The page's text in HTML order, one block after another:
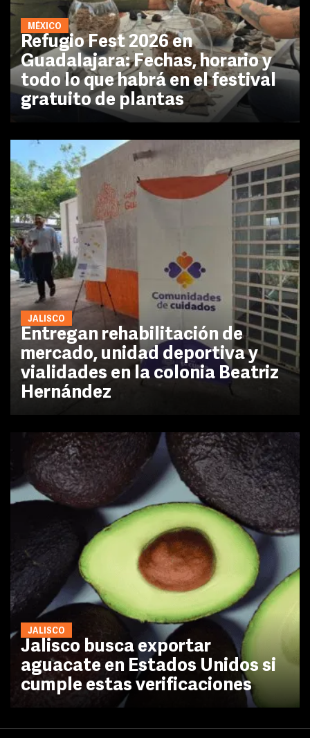
MÉXICO
Refugio Fest 2026 en
Guadalajara: Fechas, horario y
todo lo que habrá en el festival
gratuito de plantas
JALISCO
Entregan rehabilitación de
mercado, unidad deportiva y
vialidades en la colonia Beatriz
Hernández
JALISCO
Jalisco busca exportar
aguacate en Estados Unidos si
cumple estas verificaciones